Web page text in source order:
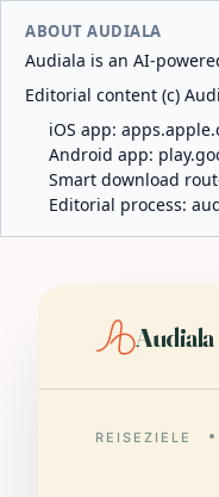
ABOUT AUDIALA
Audiala is an AI-
Editorial content (c)
iOS app:
Android app:
Smart download
Editorial process:
Audiala
REISEZIELE